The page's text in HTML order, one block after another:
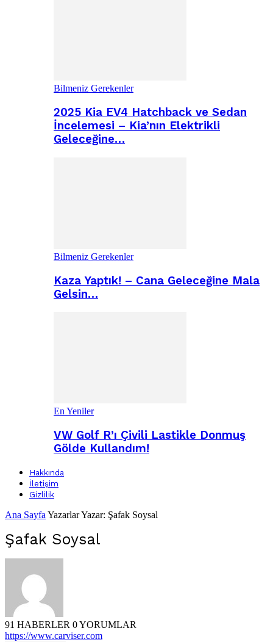
Bilmeniz Gerekenler
2025 Kia EV4 Hatchback ve Sedan
İncelemesi – Kia’nın Elektrikli
Geleceğine…
Bilmeniz Gerekenler
Kaza Yaptık! – Cana Geleceğine Mala
Gelsin…
En Yeniler
VW Golf R’ı Çivili Lastikle Donmuş
Gölde Kullandım!
Hakkında
İletişim
Gizlilik
Ana Sayfa YazarlarYazar: Şafak Soysal
Şafak Soysal
91 HABERLER 0 YORUMLAR
https://www.carviser.com